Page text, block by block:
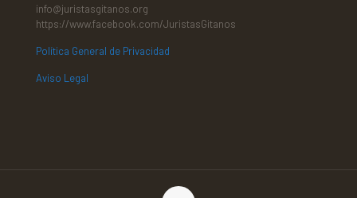
info@juristasgitanos.org
https://www.facebook.com/JuristasGitanos
Política General de Privacidad
Aviso Legal